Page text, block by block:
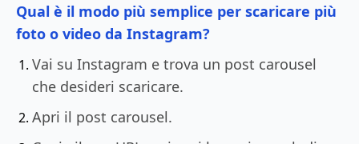
Qual è il modo più semplice per scaricare più
foto o video da Instagram?
Vai su Instagram e trova un post carousel
che desideri scaricare.
Apri il post carousel.